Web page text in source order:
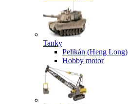
Tanky
Pelikán (Heng Long)
Hobby motor